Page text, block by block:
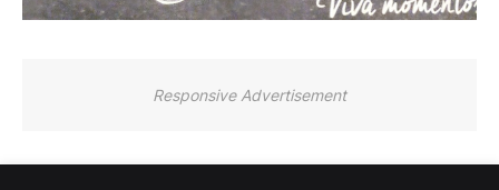
Responsive Advertisement